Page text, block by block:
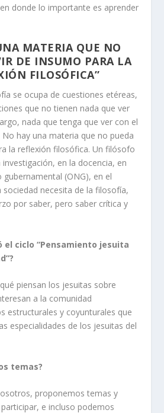
donde lo importante es aprender
MATERIA QUE NO
DE INSUMO PARA LA
FILOSÓFICA”
se ocupa de cuestiones etéreas,
que no tienen nada que ver
nada que tenga que ver con el
hay una materia que no pueda
la reflexión filosófica. Un filósofo
en la docencia, en
(ONG), en el
sociedad necesita de la filosofía,
por saber, pero saber crítica y
el ciclo “Pensamiento jesuita
piensan los jesuitas sobre
a la comunidad
estructurales y coyunturales que
especialidades de los jesuitas del
temas?
proponemos temas y
e incluso podemos